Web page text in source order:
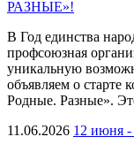
РАЗНЫЕ»!
В Год единства
профсоюзная
уникальную
объявляем о старте
Родные. Разные».
11.06.2026 12 июня -